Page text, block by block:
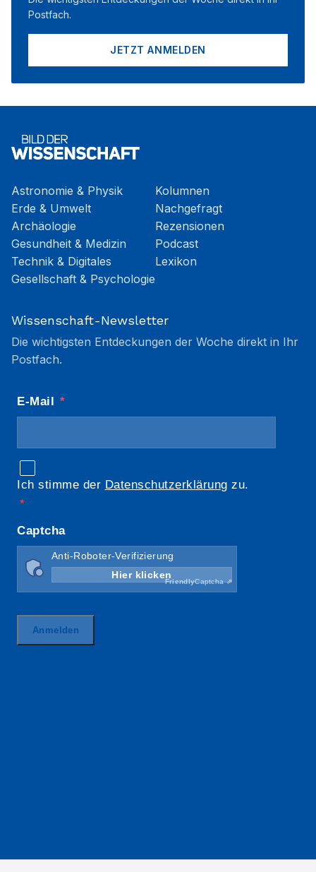
Postfach.
JETZT ANMELDEN
Astronomie & Physik
Erde & Umwelt
Archäologie
Gesundheit & Medizin
Technik & Digitales
Gesellschaft & Psychologie
Kolumnen
Nachgefragt
Rezensionen
Podcast
Lexikon
Wissenschaft-Newsletter
Die wichtigsten Entdeckungen der Woche direkt in Ihr
Postfach.